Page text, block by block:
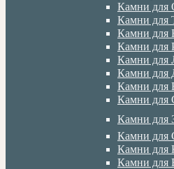
Камни для
Камни для
Камни для
Камни для
Камни для
Камни для
Камни для
Камни для
Камни для
Камни для
Камни для
Камни для